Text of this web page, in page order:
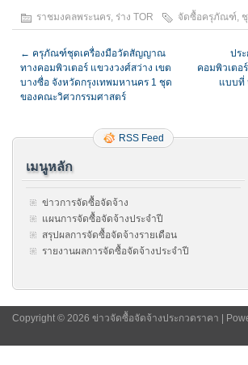
ราชมงคลพระนคร ร่าง TOR จัดซื้อครุภัณฑ์
← ครุภัณฑ์ชุดเครื่องมือวัดสัญญาณ
ทางคอมพิวเตอร์ แขวงวงศ์สว่าง เขต
บางซื่อ จังหวัดกรุงเทพมหานคร 1 ชุด
ของคณะวิศวกรรมศาสตร์
ปร
คอมพิวเตอ
แบบที่
RSS Feed
เมนูหลัก
ข่าวการจัดซื้อจัดจ้าง
แผนการจัดซื้อจัดจ้างประจำปี
สรุปผลการจัดซื้อจัดจ้างรายเดือน
รายงานผลการจัดซื้อจัดจ้างประจำปี
Copyright © 2026 ข่าวจัดซื้อจัดจ้างประกวดราคา |